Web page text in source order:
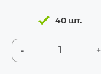
- +
40 шт.